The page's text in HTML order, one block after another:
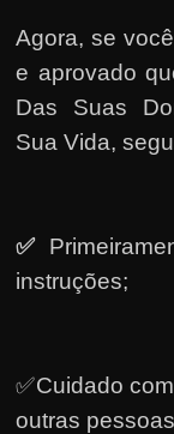
Agora, se
e aprovado
Das Suas
Sua Vida,
✅
instruções;
✅Cuidado
outras